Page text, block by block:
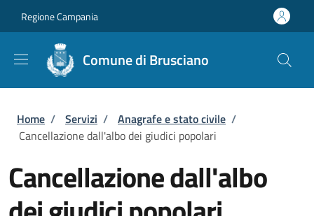
Regione Campania
Comune di Brusciano
Briciole di pane
Home / Servizi / Anagrafe e stato civile /
Cancellazione dall'albo dei giudici popolari
Cancellazione dall'albo